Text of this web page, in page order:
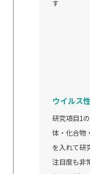
す
ウイルス
研究項目1
体・化合物
を入れて研
注目度も非